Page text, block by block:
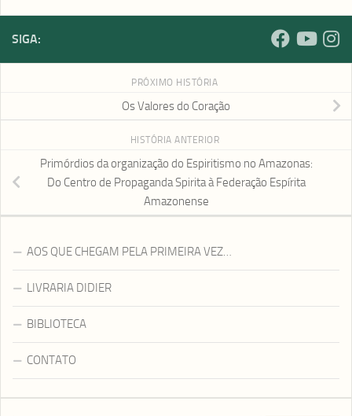
SIGA:
PRÓXIMO HISTÓRIA
Os Valores do Coração
HISTÓRIA ANTERIOR
Primórdios da organização do Espiritismo no Amazonas:
Do Centro de Propaganda Spirita à Federação Espírita
Amazonense
AOS QUE CHEGAM PELA PRIMEIRA VEZ…
LIVRARIA DIDIER
BIBLIOTECA
CONTATO